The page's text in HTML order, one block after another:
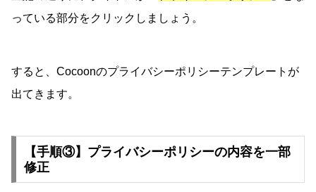
っている部分をクリックしましょう。
すると、Cocoonのプライバシーポリシーテンプレートが
出てきます。
【手順③】プライバシーポリシーの内容を一部
修正